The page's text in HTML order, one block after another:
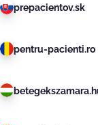
prepacientov.sk
pentru-pacienti.ro